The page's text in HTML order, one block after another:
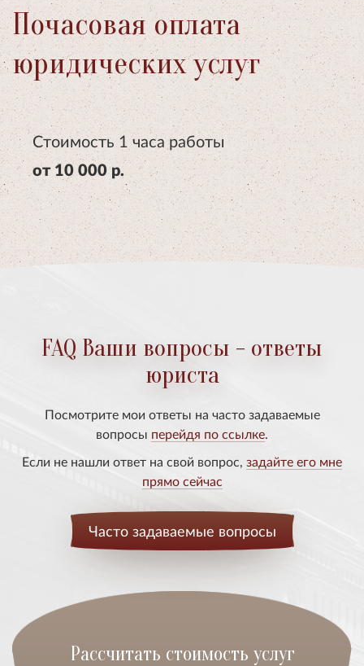
Почасовая оплата
юридических услуг
Стоимость 1 часа работы
от 10 000 р.
FAQ Ваши вопросы - ответы
юриста
Посмотрите мои ответы на часто задаваемые
вопросы перейдя по ссылке.
Если не нашли ответ на свой вопрос, задайте его мне
прямо сейчас
Часто задаваемые вопросы
Расcчитать стоимость услуг